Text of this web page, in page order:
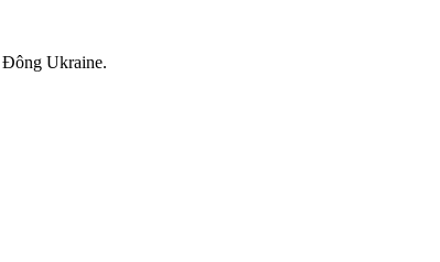
Đông Ukraine.